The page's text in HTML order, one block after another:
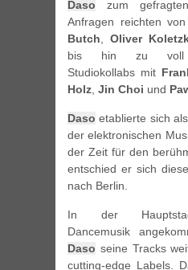
Daso zum
Anfragen reichten
Butch
Oliver
bis hin zu voll
Studiokollabs mit
Holz Jin Choi und
Daso etablierte sich
der elektronischen
der Zeit für den
entschied er sich
nach Berlin.
In der
Dancemusik
Daso seine Tracks
cutting-edge Labels.